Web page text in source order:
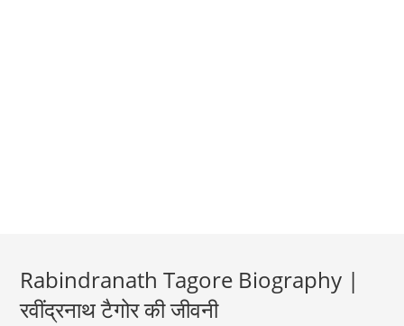
Rabindranath Tagore Biography |
रवींद्रनाथ टैगोर की जीवनी